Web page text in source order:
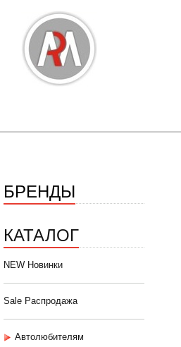
БРЕНДЫ
КАТАЛОГ
NEW Новинки
Sale Распродажа
Автолюбителям